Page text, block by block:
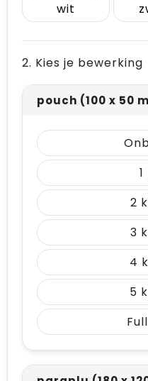
Vrije tijd en Strand
Waterflesjes
Themapakketten
Draagtassen
Golftassen
Goodiebags
wit
2. Kies je bewerking
pouch (100 x 50
1
2
3
4
5